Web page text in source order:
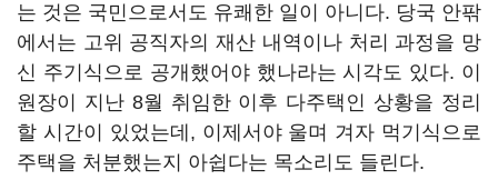
는 것은 국민으로서도 유쾌한 일이 아니다. 당국 안팎
에서는 고위 공직자의 재산 내역이나 처리 과정을 망
신 주기식으로 공개했어야 했나라는 시각도 있다. 이
원장이 지난 8월 취임한 이후 다주택인 상황을 정리
할 시간이 있었는데, 이제서야 울며 겨자 먹기식으로
주택을 처분했는지 아쉽다는 목소리도 들린다.